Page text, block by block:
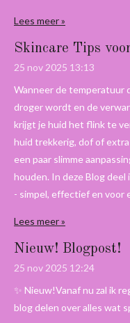
Lees meer »
Skincare Tips
25 nov 2025 13:13
Wanneer de temperatuur
droger wordt en de
krijgt je huid het flink te
huid trekkerig, dof of
een paar slimme
houden. In deze Blog
- simpel, effectief en voor
Lees meer »
Nieuw! Blogpost!
25 nov 2025 12:24
✨ Nieuw!Vanaf nu zal ik
blog delen over alles wat